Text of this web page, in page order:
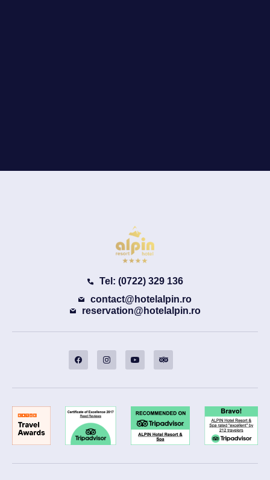
Tel: (0722) 329 136
contact@hotelalpin.ro
reservation@hotelalpin.ro